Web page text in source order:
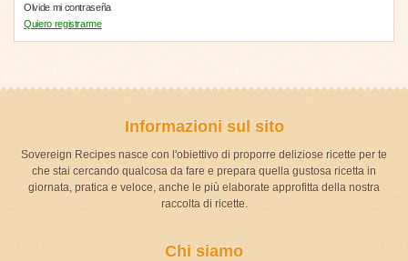
Olvide mi contraseña
Quiero registrarme
Informazioni sul sito
Sovereign Recipes nasce con l'obiettivo di proporre deliziose ricette per te
che stai cercando qualcosa da fare e prepara quella gustosa ricetta in
giornata, pratica e veloce, anche le più elaborate approfitta della nostra
raccolta di ricette.
Chi siamo